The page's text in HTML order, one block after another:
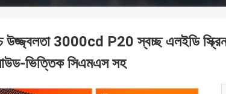
উজ্জ্বলতা 3000cd P20 স্বচ্ছ এলইডি
ভিত্তিক সিএমএস সহ